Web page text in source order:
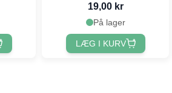
19,00 kr
På lager
LÆG I KURV